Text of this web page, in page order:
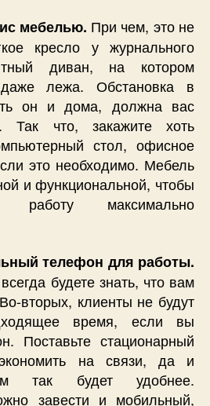
мебелью. При чем, это не
кресло у журнального
диван, на котором
лежа. Обстановка в
он и дома, должна вас
Так что, закажите хоть
стол, офисное
это необходимо. Мебель
и функциональной, чтобы
максимально
телефон для работы.
будете знать, что вам
вторых, клиенты не будут
время, если вы
Поставьте стационарный
на связи, да и
так будет удобнее.
завести и мобильный,